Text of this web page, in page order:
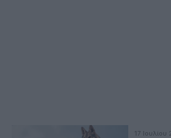
17 Ιουλίου